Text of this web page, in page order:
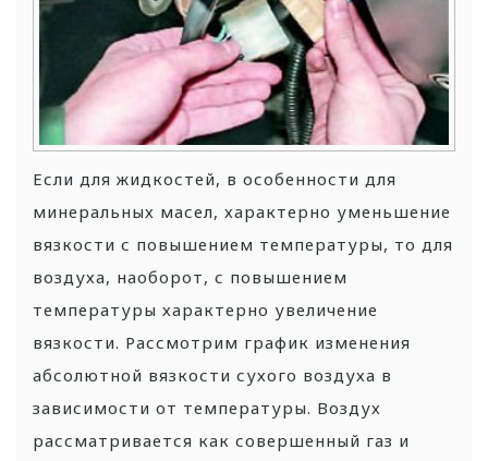
Если для жидкостей, в особенности для
минеральных масел, характерно уменьшение
вязкости с повышением температуры, то для
воздуха, наоборот, с повышением
температуры характерно увеличение
вязкости. Рассмотрим график изменения
абсолютной вязкости сухого воздуха в
зависимости от температуры. Воздух
рассматривается как совершенный газ и